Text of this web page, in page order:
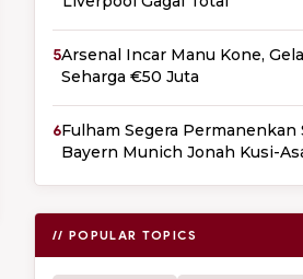
5Arsenal Incar Manu Kone,
Seharga €50 Juta
6Fulham Segera Permanenkan
Bayern Munich Jonah Kusi-
// POPULAR TOPICS